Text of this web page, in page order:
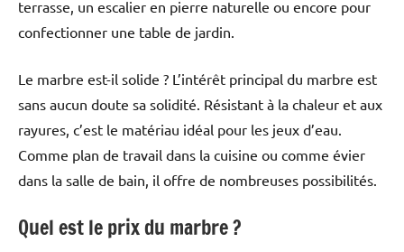
terrasse, un escalier en pierre naturelle ou encore pour
confectionner une table de jardin.
Le marbre est-il solide ? L’intérêt principal du marbre est
sans aucun doute sa solidité. Résistant à la chaleur et aux
rayures, c’est le matériau idéal pour les jeux d’eau.
Comme plan de travail dans la cuisine ou comme évier
dans la salle de bain, il offre de nombreuses possibilités.
Quel est le prix du marbre ?